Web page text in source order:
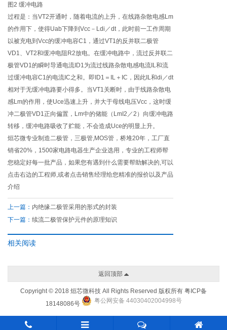
图2 缓冲电路
过程是：当VT2开通时，随着电流的上升，在线路杂散电感Lm
的作用下，使得Uab下降到Vcc－Ldi／dt，此时前一工作周期
以被充电到Vcc的缓冲电容C1，通过VT1的反并联二极管
VD1、VT2和缓冲电阻R2放电。在缓冲电路中，流过反并联二
极管VD1的瞬时导通电流ID1为流过线路杂散电感电流IL和流
过缓冲电容C1的电流IC之和。即ID1＝IL＋IC，因此IL和di／dt
相对于无缓冲电路要小得多。当VT1关断时，由于线路杂散电
感Lm的作用，使Uce迅速上升，并大于母线电压Vcc，这时缓
冲二极管VD1正向偏置，Lm中的储能（LmI2／2）向缓冲电路
转移，缓冲电路吸收了贮能，不会造成Uce的明显上升。
烜芯微专业制造二极管，三极管,MOS管，桥堆20年，工厂直
销省20%，1500家电路电器生产企业选用，专业的工程师帮
您稳定好每一批产品，如果您有遇到什么需要帮助解决的,可以
点击右边的工程师,或者点击销售经理给您精准的报价以及产品
介绍
上一篇： 内绝缘二极管采用的形式的封装
下一篇： 续流二极管保护元件的原理知识
相关阅读
返回顶部
Copyright © 2018 烜芯微科技 All Rights Reserved 版权所有 粤ICP备
18148086号
粤公网安备 44030402004998号